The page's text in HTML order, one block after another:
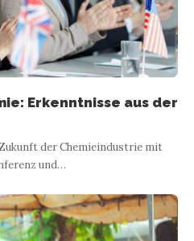
Erkenntnisse aus der
der Chemieindustrie mit
und…